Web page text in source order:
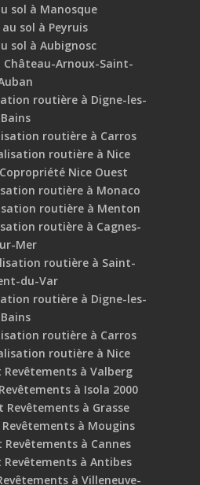
sol à Manosque
sol à Peyruis
sol à Aubignosc
Château-Arnoux-Saint-
routière à Digne-les-
Bains
routière à Carros
routière à Nice
Nice Ouest
routière à Monaco
routière à Menton
routière à Cagnes-
Mer
routière à Saint-
du-Var
routière à Digne-les-
Bains
routière à Carros
routière à Nice
Revêtements à Valberg
à Isola 2000
Revêtements à Grasse
à Mougins
Revêtements à Cannes
Revêtements à Antibes
à Villeneuve-